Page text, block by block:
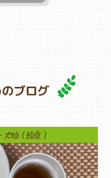
ブログ
旭（給食）